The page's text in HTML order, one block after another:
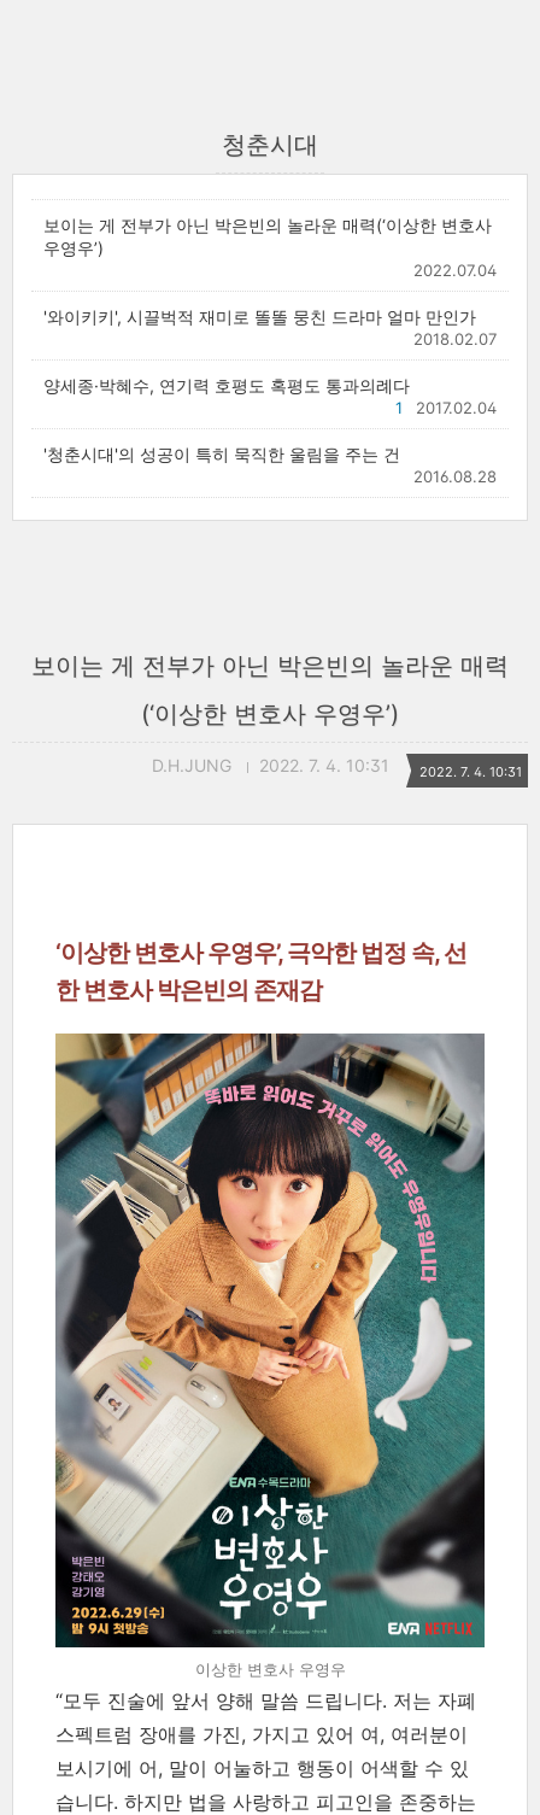
청춘시대
보이는 게 전부가 아닌 박은빈의 놀라운 매력(‘이상한 변호사
우영우’)
2022.07.04
'와이키키', 시끌벅적 재미로 똘똘 뭉친 드라마 얼마 만인가
2018.02.07
양세종·박혜수, 연기력 호평도 혹평도 통과의례다
2017.02.04
1
'청춘시대'의 성공이 특히 묵직한 울림을 주는 건
2016.08.28
보이는 게 전부가 아닌 박은빈의 놀라운 매력
(‘이상한 변호사 우영우’)
D.H.JUNG 2022. 7. 4. 10:31 2022. 7. 4. 10:31
‘이상한 변호사 우영우’, 극악한 법정 속, 선
한 변호사 박은빈의 존재감
이상한 변호사 우영우
“모두 진술에 앞서 양해 말씀 드립니다. 저는 자폐
스펙트럼 장애를 가진, 가지고 있어 여, 여러분이
보시기에 어, 말이 어눌하고 행동이 어색할 수 있
습니다. 하지만 법을 사랑하고 피고인을 존중하는